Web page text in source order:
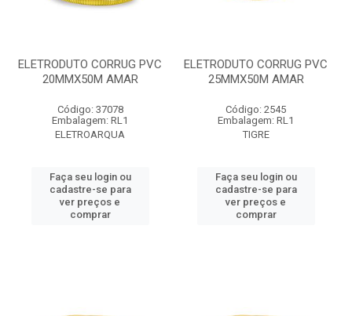
ELETRODUTO CORRUG PVC
20MMX50M AMAR
Código: 37078
Embalagem: RL1
ELETROARQUA
Faça seu login ou
cadastre-se para
ver preços e
comprar
ELETRODUTO CORRUG PVC
25MMX50M AMAR
Código: 2545
Embalagem: RL1
TIGRE
Faça seu login ou
cadastre-se para
ver preços e
comprar